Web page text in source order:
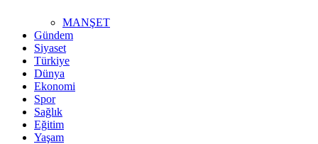
MANŞET
Gündem
Siyaset
Türkiye
Dünya
Ekonomi
Spor
Sağlık
Eğitim
Yaşam